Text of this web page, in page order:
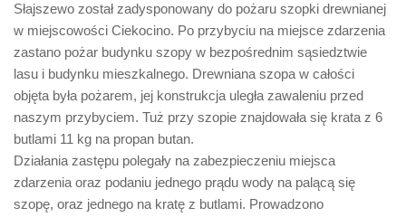
Słajszewo został zadysponowany do pożaru szopki drewnianej
w miejscowości Ciekocino. Po przybyciu na miejsce zdarzenia
zastano pożar budynku szopy w bezpośrednim sąsiedztwie
lasu i budynku mieszkalnego. Drewniana szopa w całości
objęta była pożarem, jej konstrukcja uległa zawaleniu przed
naszym przybyciem. Tuż przy szopie znajdowała się krata z 6
butlami 11 kg na propan butan.
Działania zastępu polegały na zabezpieczeniu miejsca
zdarzenia oraz podaniu jednego prądu wody na palącą się
szopę, oraz jednego na kratę z butlami. Prowadzono